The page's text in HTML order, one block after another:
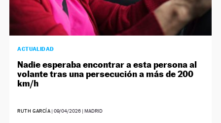
ACTUALIDAD
Nadie esperaba encontrar a esta persona al
volante tras una persecución a más de 200
km/h
RUTH GARCÍA |09/04/2026 | MADRID